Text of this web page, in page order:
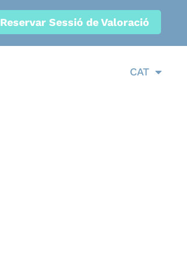
Reservar Sessió de Valoració
CAT
ENG